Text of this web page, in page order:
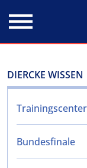
DIERCKE WISSEN
Trainingscenter
Bundesfinale